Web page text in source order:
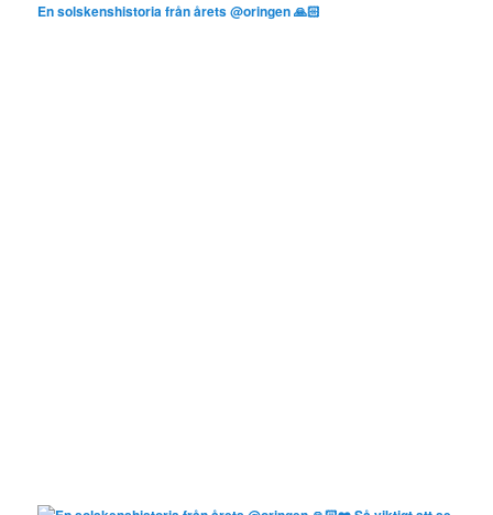
En solskenshistoria från årets @oringen 🙏🏻